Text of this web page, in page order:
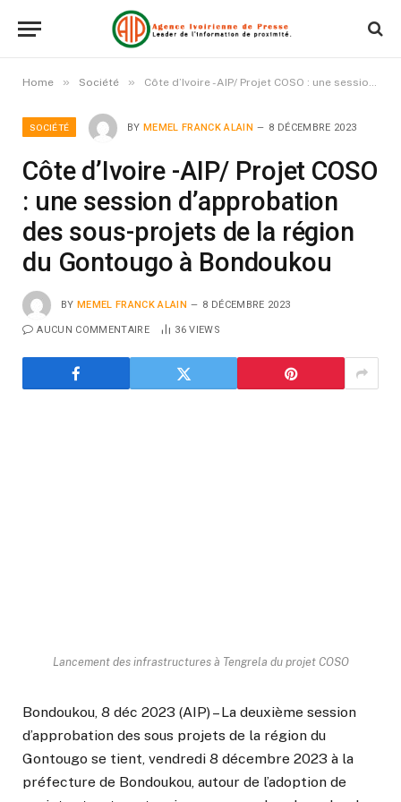
Home » Société » Côte d’Ivoire -AIP/ Projet COSO : une session d’approbation des sous-projets de la région du Gontougo à Bondoukou
SOCIÉTÉ BY MEMEL FRANCK ALAIN 8 DÉCEMBRE 2023
Côte d’Ivoire -AIP/ Projet COSO
: une session d’approbation
des sous-projets de la région
du Gontougo à Bondoukou
BY MEMEL FRANCK ALAIN 8 DÉCEMBRE 2023
AUCUN COMMENTAIRE 36VIEWS
Lancement des infrastructures à Tengrela du projet COSO
Bondoukou, 8 déc 2023 (AIP) – La deuxième session
d’approbation des sous projets de la région du
Gontougo se tient, vendredi 8 décembre 2023 à la
préfecture de Bondoukou, autour de l’adoption de